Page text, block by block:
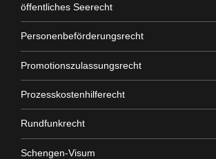
öffentliches Seerecht
Personenbeförderungsrecht
Promotionszulassungsrecht
Prozesskostenhilferecht
Rundfunkrecht
Schengen-Visum